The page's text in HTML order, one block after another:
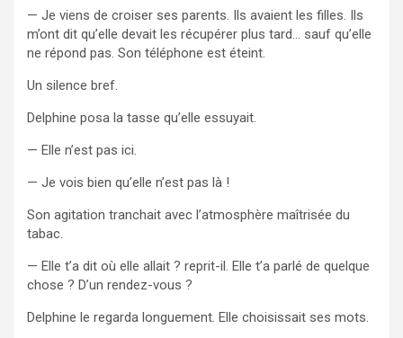
— Je viens de croiser ses parents. Ils avaient les filles. Ils
m’ont dit qu’elle devait les récupérer plus tard… sauf qu’elle
ne répond pas. Son téléphone est éteint.
Un silence bref.
Delphine posa la tasse qu’elle essuyait.
— Elle n’est pas ici.
— Je vois bien qu’elle n’est pas là !
Son agitation tranchait avec l’atmosphère maîtrisée du
tabac.
— Elle t’a dit où elle allait ? reprit-il. Elle t’a parlé de quelque
chose ? D’un rendez-vous ?
Delphine le regarda longuement. Elle choisissait ses mots.